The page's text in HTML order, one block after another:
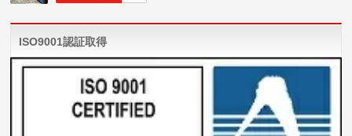
ISO9001認証取得